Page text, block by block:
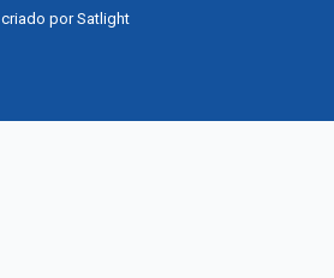
criado porSatlight